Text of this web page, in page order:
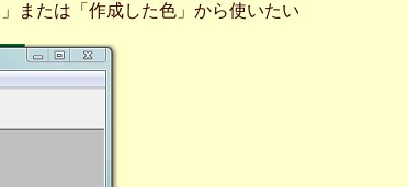
または「作成した色」から使いたい